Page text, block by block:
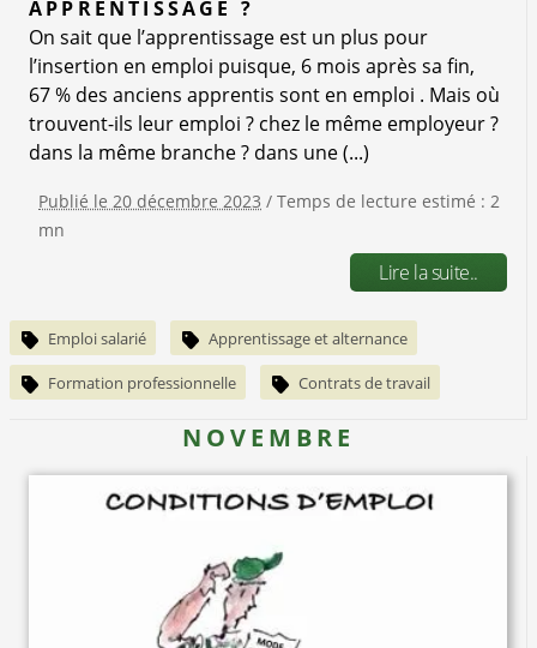
APPRENTISSAGE ?
On sait que l’apprentissage est un plus pour
l’insertion en emploi puisque, 6 mois après sa fin,
67 % des anciens apprentis sont en emploi . Mais où
trouvent-ils leur emploi ? chez le même employeur ?
dans la même branche ? dans une (...)
Publié le 20 décembre 2023 / Temps de lecture estimé : 2
mn
Lire la suite..
Emploi salarié Apprentissage et alternance
Formation professionnelle Contrats de travail
NOVEMBRE